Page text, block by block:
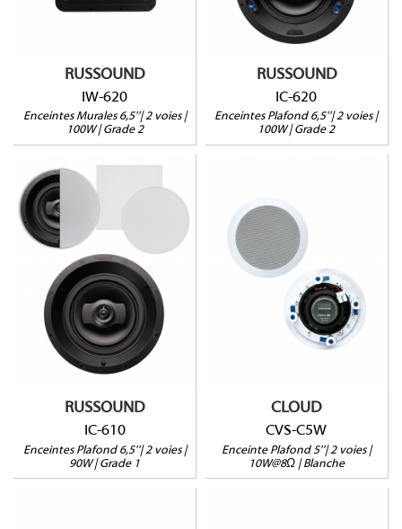
RUSSOUND
IW-620
Enceintes Murales 6,5''| 2 voies |
100W | Grade 2
Tweeter pivotant
RUSSOUND
IC-620
Enceintes Plafond 6,5''| 2 voies |
100W | Grade 2
Grille carrée en option
Vendues par paire
RUSSOUND
IC-610
Enceintes Plafond 6,5''| 2 voies |
90W | Grade 1
IC-610
90W@8Ω
Profondeur : 101mm
Tweeter pivotant
Grille carrée en option
Vendues pas paire
CLOUD
CVS-C5W
Enceinte Plafond 5''| 2 voies |
10W@8Ω | Blanche
CVS-C5W
Grille ronde blanche
Dos ouvert
Vendue à l'unité